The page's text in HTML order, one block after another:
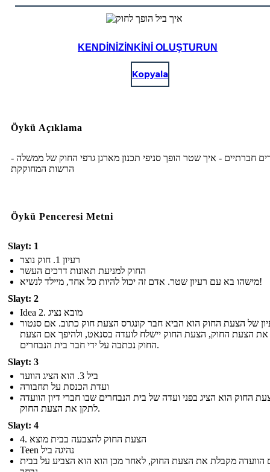
KENDINIZINKINI OLUŞTURUN
Kopyala
Öykü Açıklama
חברתיים - איך שטר הופך סניפי תכנון מארגן גרפי החוק של ממשלה -
הרשות המחוקקת
Öykü Penceresi Metni
Slayt: 1
רעיון 1. חוק נוצר
החוק למניעת תאונות דרכים העשר
מישהו בא עם רעיון שטר. אדם זה יכול להיות כל אחד, מיילד לנשיא!
Slayt: 2
Idea 2. מובא נציג
של הצעת החוק הוא הביא חבר קונגרס הצעת חוק כתוב. אם סנטור
את הצעת החוק, הצעת החוק יישלח לועדה בסנאט, ולהיפך אם הצעת
החוק נכתבה על ידי חבר בית הנבחרים.
Slayt: 3
ביל 3. הוא הציג הוועד
ועדת הכנסת על תחבורה
החוק הוא הציג בפני ועדה של בית הנבחרים שבו חברי דיון הוועדה
לתקן את הצעת החוק.
Slayt: 4
4. הצעת החוק להצבעה בבית מוצא
Teen נהיגה ביל
הוועדה מקבלת את הצעת החוק, לאחר מכן הוא הוא הצביע על בבית